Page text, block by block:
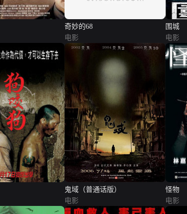
奇妙的68
电影
围城
电影
鬼域（普通话版）
电影
怪物
电影